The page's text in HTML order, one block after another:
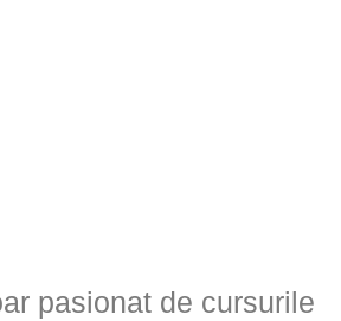
pasionat de cursurile